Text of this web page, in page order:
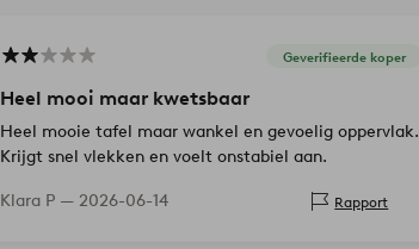
Geverifieerde koper
Heel mooi maar kwetsbaar
Heel mooie tafel maar wankel en gevoelig oppervlak.
Krijgt snel vlekken en voelt onstabiel aan.
Klara P — 2026-06-14 Rapport